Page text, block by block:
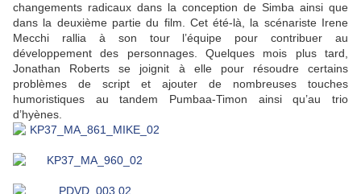
changements radicaux dans la conception de Simba ainsi que
dans la deuxième partie du film. Cet été-là, la scénariste Irene
Mecchi rallia à son tour l’équipe pour contribuer au
développement des personnages. Quelques mois plus tard,
Jonathan Roberts se joignit à elle pour résoudre certains
problèmes de script et ajouter de nombreuses touches
humoristiques au tandem Pumbaa-Timon ainsi qu’au trio
d’hyènes.